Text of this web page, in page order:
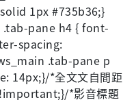
1px #735b36;}
pane h4 { font-
spacing:
.tab-pane p
14px;}/*全文文自間距
*影音標題